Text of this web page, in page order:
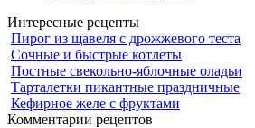
Интересные рецепты
Пирог из щавеля с дрожжевого теста
Сочные и быстрые котлеты
Постные свекольно-яблочные оладьи
Тарталетки пикантные праздничные
Кефирное желе с фруктами
Комментарии рецептов